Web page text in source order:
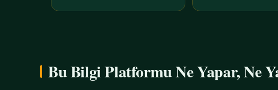
Bu Bilgi Platformu Ne Yapar, Ne